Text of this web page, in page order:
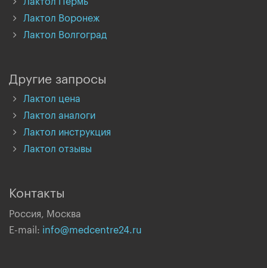
Лактол Воронеж
Лактол Волгоград
Другие запросы
Лактол цена
Лактол аналоги
Лактол инструкция
Лактол отзывы
Контакты
Россия, Москва
E-mail: info@medcentre24.ru